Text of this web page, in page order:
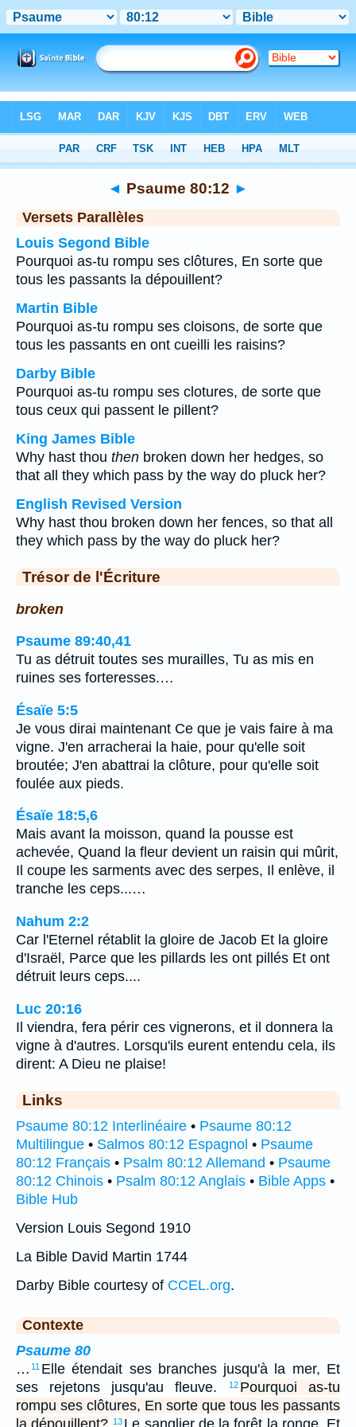
Chapitre 80> Verset 12
◄ Psaume 80:12 ►
Versets Parallèles
Louis Segond Bible
Pourquoi as-tu rompu ses clôtures, En sorte que
tous les passants la dépouillent?
Martin Bible
Pourquoi as-tu rompu ses cloisons, de sorte que
tous les passants en ont cueilli les raisins?
Darby Bible
Pourquoi as-tu rompu ses clotures, de sorte que
tous ceux qui passent le pillent?
King James Bible
Why hast thou then broken down her hedges, so
that all they which pass by the way do pluck her?
English Revised Version
Why hast thou broken down her fences, so that all
they which pass by the way do pluck her?
Trésor de l'Écriture
broken
Psaume 89:40,41
Tu as détruit toutes ses murailles, Tu as mis en
ruines ses forteresses.…
Ésaïe 5:5
Je vous dirai maintenant Ce que je vais faire à ma
vigne. J'en arracherai la haie, pour qu'elle soit
broutée; J'en abattrai la clôture, pour qu'elle soit
foulée aux pieds.
Ésaïe 18:5,6
Mais avant la moisson, quand la pousse est
achevée, Quand la fleur devient un raisin qui mûrit,
Il coupe les sarments avec des serpes, Il enlève, il
tranche les ceps...…
Nahum 2:2
Car l'Eternel rétablit la gloire de Jacob Et la gloire
d'Israël, Parce que les pillards les ont pillés Et ont
détruit leurs ceps....
Luc 20:16
Il viendra, fera périr ces vignerons, et il donnera la
vigne à d'autres. Lorsqu'ils eurent entendu cela, ils
dirent: A Dieu ne plaise!
Links
Psaume 80:12 Interlinéaire • Psaume 80:12
Multilingue • Salmos 80:12 Espagnol • Psaume
80:12 Français • Psalm 80:12 Allemand • Psaume
80:12 Chinois • Psalm 80:12 Anglais • Bible Apps •
Bible Hub
Version Louis Segond 1910
La Bible David Martin 1744
Darby Bible courtesy of CCEL.org.
Contexte
Psaume 80
… 11 Elle étendait ses branches jusqu'à la mer, Et
ses rejetons jusqu'au fleuve.
12 Pourquoi as-tu
rompu ses clôtures, En sorte que tous les passants
la dépouillent? 13 Le sanglier de la forêt la ronge, Et